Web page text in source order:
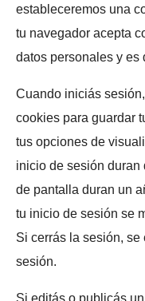
estableceremos una
tu navegador acepta
datos personales y es
Cuando iniciás
cookies para guardar
tus opciones de
inicio de sesión
de pantalla duran un
tu inicio de sesión se
Si cerrás la sesión,
sesión.
Si editás o publicás